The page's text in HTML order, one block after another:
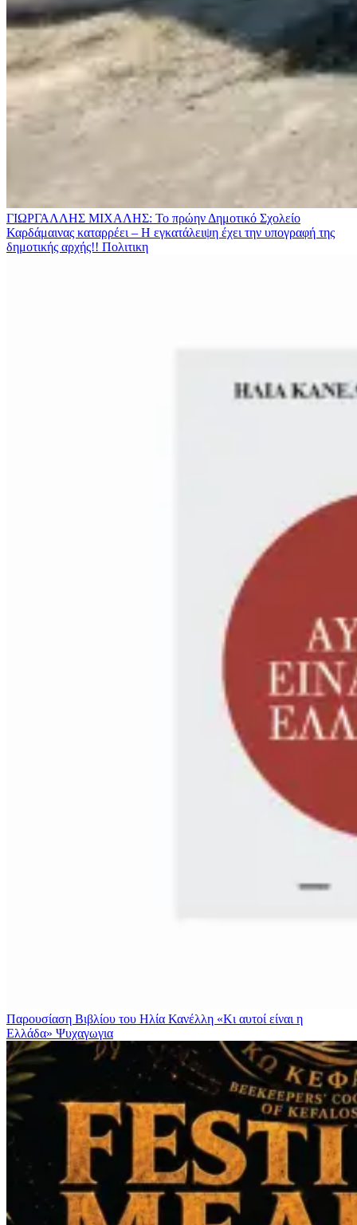
ΓΙΩΡΓΑΛΛΗΣ ΜΙΧΑΛΗΣ: Το πρώην Δημοτικό Σχολείο
Καρδάμαινας καταρρέει – Η εγκατάλειψη έχει την υπογραφή της
δημοτικής αρχής!! Πολιτικη
Παρουσίαση Βιβλίου του Ηλία Κανέλλη «Κι αυτοί είναι η
Ελλάδα» Ψυχαγωγια